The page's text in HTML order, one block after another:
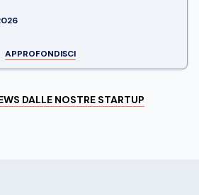
APPROFONDISCI
DALLE NOSTRE STARTUP